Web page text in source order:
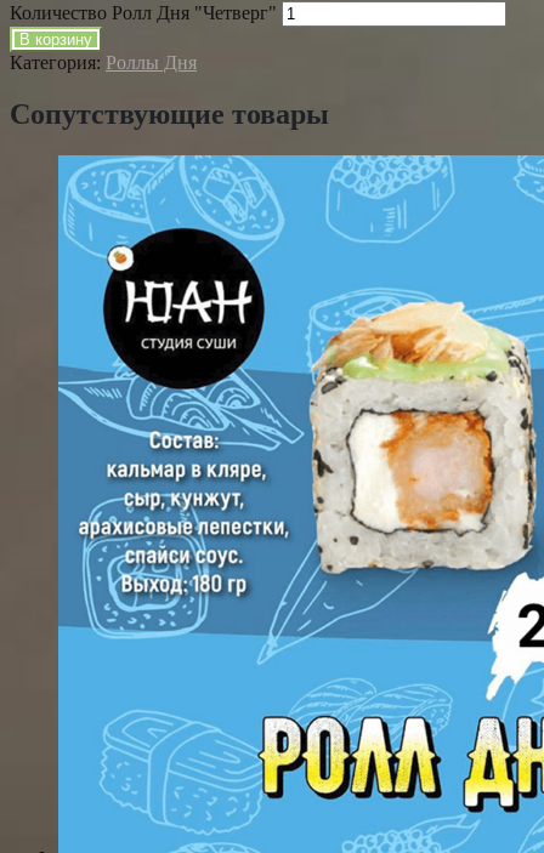
Количество Ролл Дня "Четверг"
В корзину
Категория: Роллы Дня
Сопутствующие товары